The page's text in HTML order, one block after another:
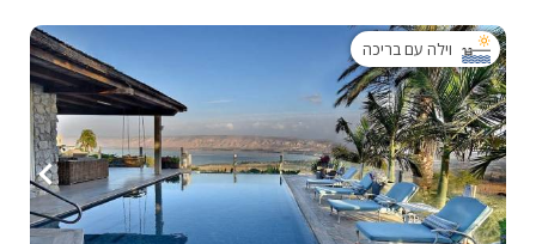
וילה עם בריכה